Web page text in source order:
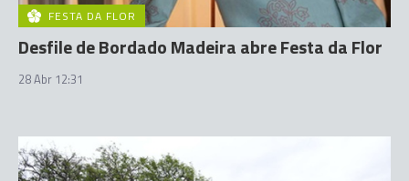
FESTA DA FLOR
Desfile de Bordado Madeira abre Festa da Flor
28 Abr 12:31